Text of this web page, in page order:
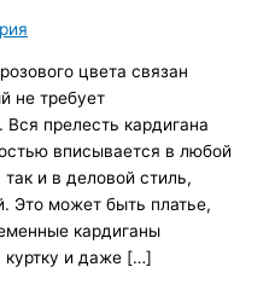
цвета связан
не требует
прелесть кардигана
вписывается в любой
и в деловой стиль,
Это может быть платье,
кардиганы
куртку и даже […]